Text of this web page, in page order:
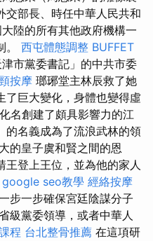
交部長、時任中華人民共和
陸的所有其他政府機構一
。 西屯體態調整 BUFFET
市黨委書記」的中共市委
按摩 瑯琊堂主林辰救了她
了巨大變化，身體也變得虛
名創建了頗具影響力的江
的名義成為了流浪武林的領
的皇子虞和賢之間的恩
王登上王位，並為他的家人
google seo教學 經絡按摩
步一步確保宮廷陰謀分子
級黨委領導，或者中華人
程 台北整骨推薦 在這項研